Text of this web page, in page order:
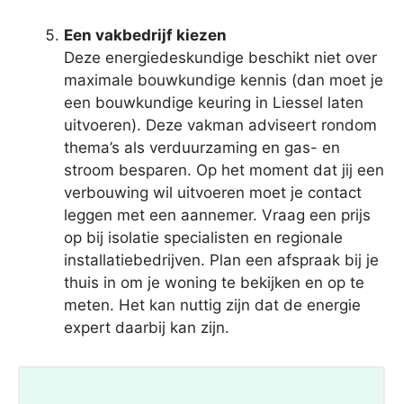
Een vakbedrijf kiezen
Deze energiedeskundige beschikt niet over
maximale bouwkundige kennis (dan moet je
een bouwkundige keuring in Liessel laten
uitvoeren). Deze vakman adviseert rondom
thema’s als verduurzaming en gas- en
stroom besparen. Op het moment dat jij een
verbouwing wil uitvoeren moet je contact
leggen met een aannemer. Vraag een prijs
op bij isolatie specialisten en regionale
installatiebedrijven. Plan een afspraak bij je
thuis in om je woning te bekijken en op te
meten. Het kan nuttig zijn dat de energie
expert daarbij kan zijn.